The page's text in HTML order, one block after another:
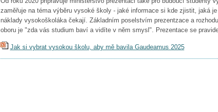
zaměřuje na téma výběru vysoké školy - jaké informace si kde zjistit, jaká
náklady vysokoškoláka čekají. Základním poselstvím prezentzace a
oboru je "zda vás studium baví a vidíte v něm smysl". Prezentace se
Jak si vybrat vysokou školu, aby mě bavila Gaudeamus 2025